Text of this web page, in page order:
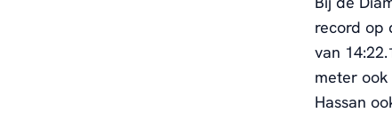
record op
van
meter
Hassan